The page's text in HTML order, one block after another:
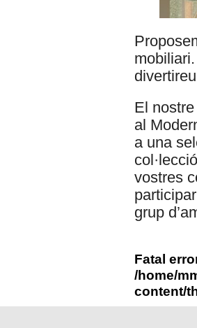
El
al
a una
vostres
grup
Fatal
/home/
content/